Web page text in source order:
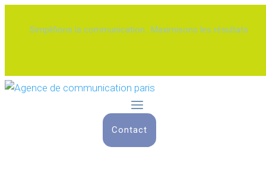
Simplifions la communication.. Maximisons les résultats
Contact